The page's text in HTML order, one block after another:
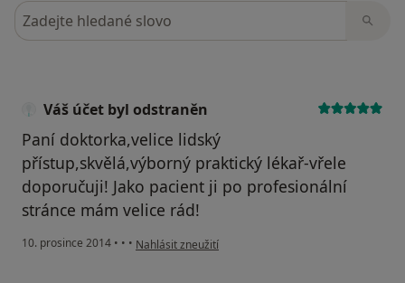
Hledejte v názorech
Váš účet byl odstraněn
Paní doktorka,velice lidský
přístup,skvělá,výborný praktický lékař-vřele
doporučuji! Jako pacient ji po profesionální
stránce mám velice rád!
10. prosince 2014 • • • podle názoru uživatele Váš účet byl odstraněn
Nahlásit zneužití